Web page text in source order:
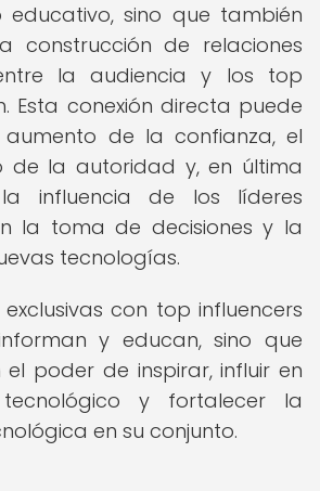
sino que también
construcción de relaciones
la audiencia y los top
Esta conexión directa puede
de la confianza, el
de la autoridad y, en última
influencia de los líderes
la toma de decisiones y la
tecnologías.
con top influencers
y educan, sino que
poder de inspirar, influir en
y fortalecer la
en su conjunto.